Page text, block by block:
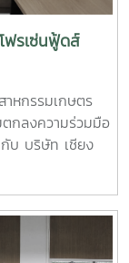
and Nursing
welfare
from the
Programs, and
research
faculty to
วามเคารพและ
รมจำนวนทั้งสิ้น
รรมศาสตร์
เข้าร่วมได้เรียน
วตังจาก
แบบสร้างสรรค์
ลากรทั้งในอดีต
อันดีงาม ควบคู่
อย่างยั่งยืน
ฟรเซ่นฟู้ดส์
หกรรมเกษตร
กลงความร่วมมือ
บ บริษัท เชียง
งใหม่การลง
ญจนา นาคประสม
วิทยาลัยแม่โจ้
ริษัท เชียงใหม่